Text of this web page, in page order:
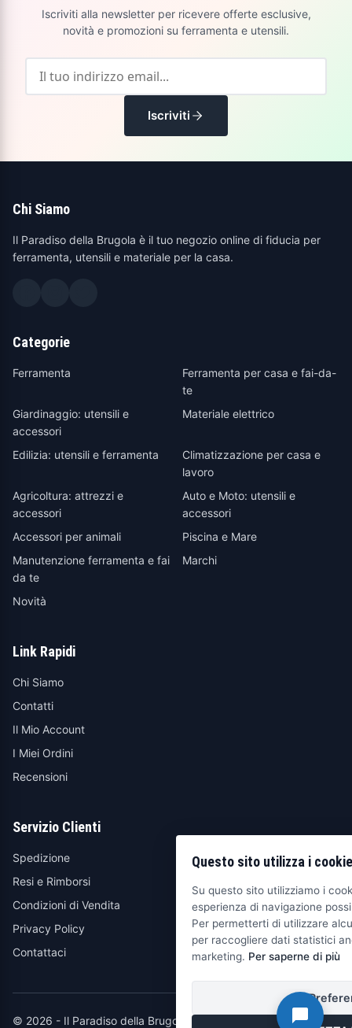
Iscriviti alla newsletter per ricevere offerte esclusive,
novità e promozioni su ferramenta e utensili.
Iscriviti
Chi Siamo
Il Paradiso della Brugola è il tuo negozio online di fiducia per
ferramenta, utensili e materiale per la casa.
Categorie
Ferramenta
Ferramenta per casa e fai-da-
te
Giardinaggio: utensili e
accessori
Materiale elettrico
Edilizia: utensili e ferramenta
Climatizzazione per casa e
lavoro
Agricoltura: attrezzi e
accessori
Auto e Moto: utensili e
accessori
Accessori per animali
Piscina e Mare
Manutenzione ferramenta e fai
da te
Marchi
Novità
Link Rapidi
Chi Siamo
Contatti
Il Mio Account
I Miei Ordini
Recensioni
Servizio Clienti
Spedizione
Resi e Rimborsi
Condizioni di Vendita
Privacy Policy
Contattaci
© 2026 - Il Paradiso della Brugola
Questo sito utilizza i cookie
Su questo sito utilizziamo i
esperienza di navigazione
Per permetterti di utilizzare
per raccogliere dati statistici
marketing. Per saperne di più